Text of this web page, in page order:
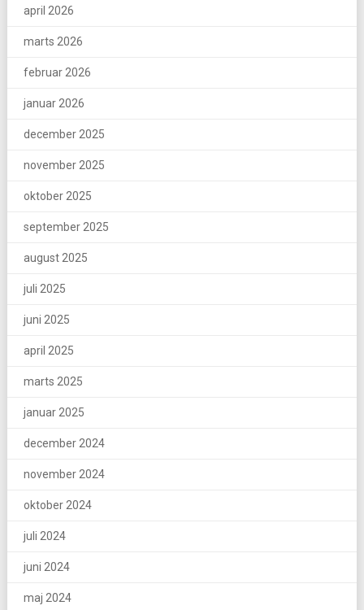
april 2026
marts 2026
februar 2026
januar 2026
december 2025
november 2025
oktober 2025
september 2025
august 2025
juli 2025
juni 2025
april 2025
marts 2025
januar 2025
december 2024
november 2024
oktober 2024
juli 2024
juni 2024
maj 2024